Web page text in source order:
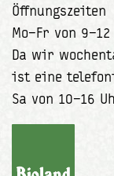
Öffnungszeiten
Mo–Fr von
Da wir
ist eine
Sa von 10–16